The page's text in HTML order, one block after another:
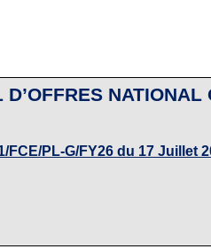
D’OFFRES NATIONAL
FCE/PL-G/FY26 du 17 Juillet